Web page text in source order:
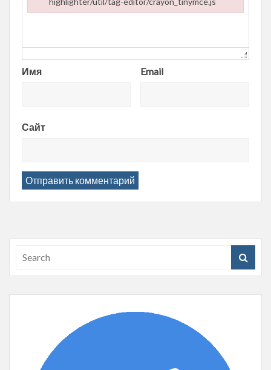
Имя Email
Сайт
Failed to load plugin url: https://entropii.net/wp-content/